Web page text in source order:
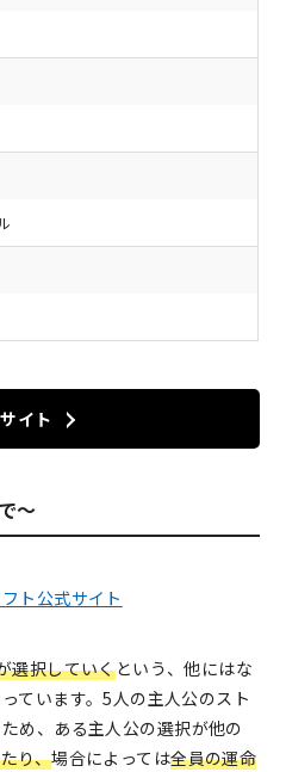
イト
〜
ト公式サイト
選択していくという、他にはな
ています。5人の主人公のスト
め、ある主人公の選択が他の
り、場合によっては全員の運命